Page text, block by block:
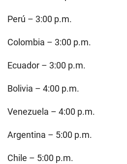
Perú – 3:00 p.m.
Colombia – 3:00 p.m.
Ecuador – 3:00 p.m.
Bolivia – 4:00 p.m.
Venezuela – 4:00 p.m.
Argentina – 5:00 p.m.
Chile – 5:00 p.m.